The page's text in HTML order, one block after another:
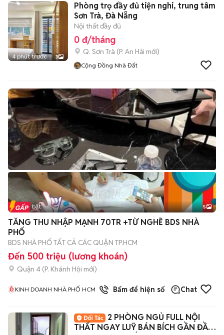
4 phút trước 3
Phòng trọ đầy đủ tiện nghi, trung tâm
Sơn Trà, Đà Nẵng
Nội thất đầy đủ
0 đ/tháng
Q. Sơn Trà (P. An Hải mới)
Cộng Đồng Nhà Đất
Tin nổi bật 5
TĂNG THU NHẬP MẠNH 70TR +TỪ NGHỀ BDS NHÀ
PHỐ
BDS NHÀ PHỐ TẤT CẢ CÁC QUẬN TP.HCM
Đến 500 triệu (lương khoán)
Quận 4 (P. Khánh Hội mới)
KINH DOANH NHÀ PHỐ HCM 1đã bánBấm để hiện số Chat
2 PHÒNG NGỦ FULL NỘI
THẤT NGAY LUỸ BÁN BÍCH GẦN ĐẦM